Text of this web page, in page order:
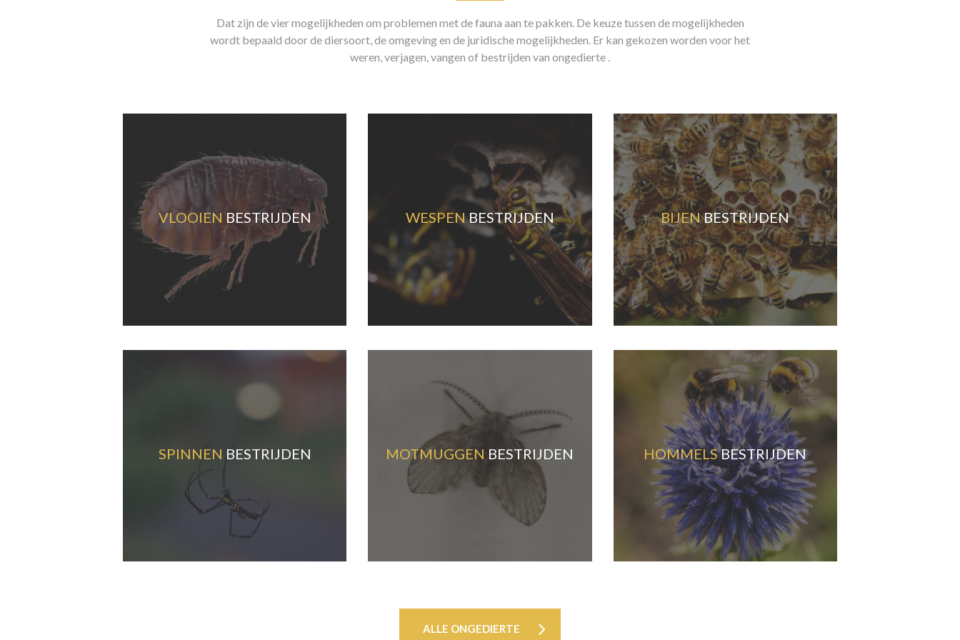
Dat zijn de vier mogelijkheden om problemen met de fauna aan te pakken. De keuze tussen de mogelijkheden
wordt bepaald door de diersoort, de omgeving en de juridische mogelijkheden. Er kan gekozen worden voor het
weren, verjagen, vangen of bestrijden van ongedierte .
VLOOIENBESTRIJDEN WESPENBESTRIJDEN BIJENBESTRIJDEN
SPINNEN BESTRIJDEN MOTMUGGEN BESTRIJDEN HOMMELSBESTRIJDEN
ALLE ONGEDIERTE